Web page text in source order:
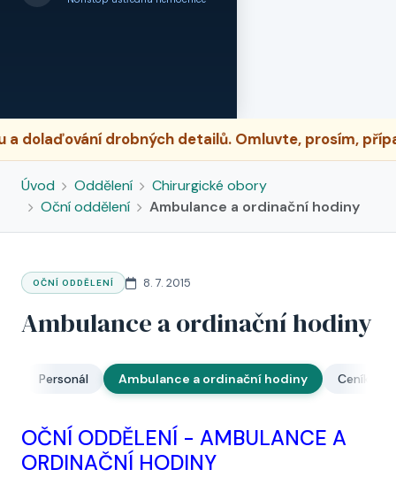
drobných detailů. Omluvte, prosím,
Úvod Oddělení
Chirurgické obory
Oční oddělení
Ambulance a ordinační hodiny
OČNÍ ODDĚLENÍ 8. 7. 2015
Ambulance a ordinační hodiny
Personál Ambulance a ordinační hodiny Ceník
OČNÍ ODDĚLENÍ - AMBULANCE A
ORDINAČNÍ HODINY